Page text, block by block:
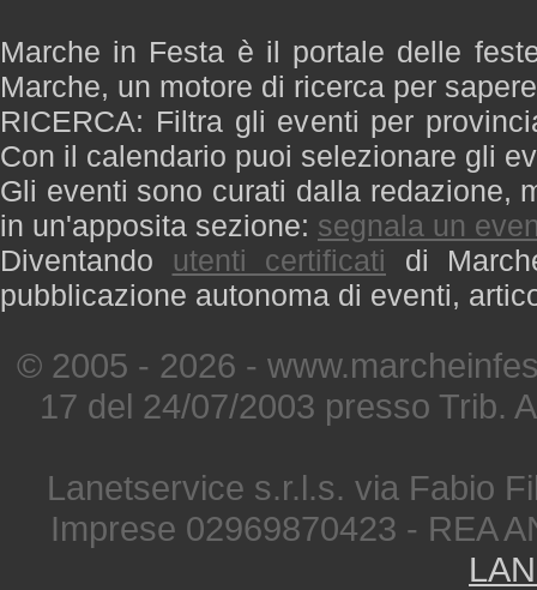
Marche in Festa è il portale delle
Marche, un motore di ricerca per
RICERCA: Filtra gli eventi per
Con il calendario puoi selezionare gli
Gli eventi sono curati dalla redazione,
in un'apposita sezione: segnala un
Diventando utenti certificati di
pubblicazione autonoma di eventi,
© 2005 - 2026 -
17 del 24/07/2003 presso Trib.
Lanetservice s.r.l.s. via Fabio
Imprese 02969870423 - REA